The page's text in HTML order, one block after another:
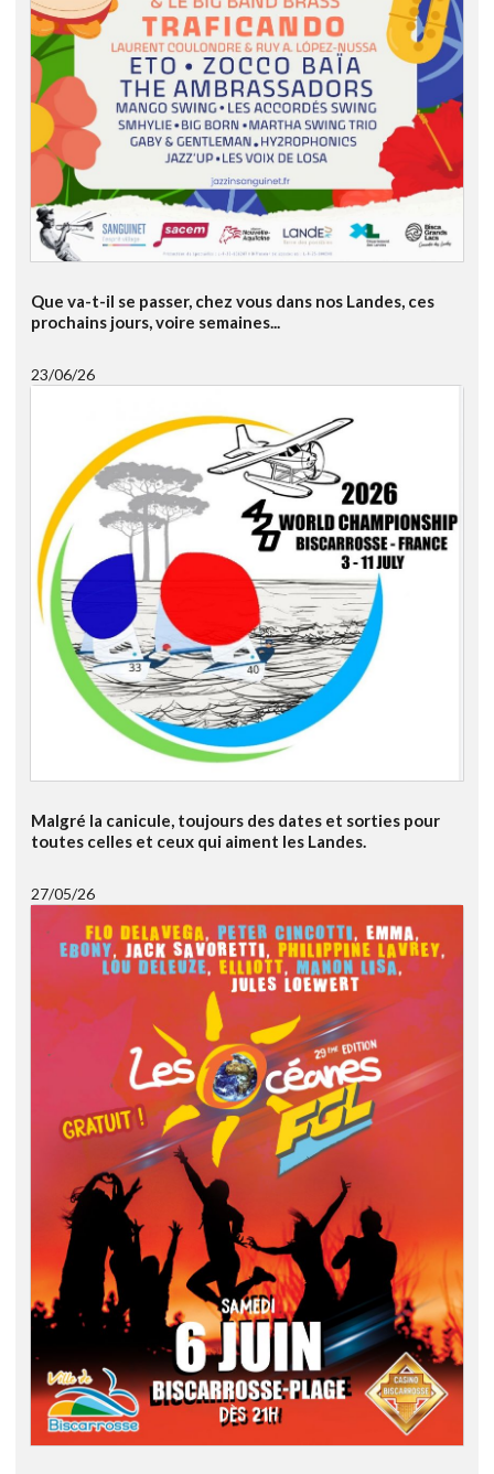
Que va-t-il se passer, chez vous dans nos Landes, ces
prochains jours, voire semaines...
23/06/26
Malgré la canicule, toujours des dates et sorties pour
toutes celles et ceux qui aiment les Landes.
27/05/26